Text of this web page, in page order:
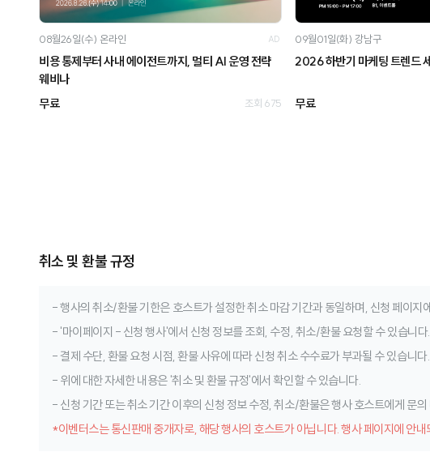
08월26일(수) 온라인 AD
비용 통제부터 사내 에이전트까지, 멀티 AI 운영 전략
웨비나
무료
조회 675
09월01일(화) 강남구
2026 하반기 마케팅 트렌드
무료
취소 및 환불 규정
- 행사의 취소/환불 기한은 호스트가 설정한 취소 마감 기간과 동일하며, 신청 페이지
- '마이페이지 - 신청 행사'에서 신청 정보를 조회, 수정, 취소/환불 요청할 수 있습니다.
- 결제 수단, 환불 요청 시점, 환불 사유에 따라 신청 취소 수수료가 부과될 수 있습니다.
- 위에 대한 자세한 내용은 '취소 및 환불 규정'에서 확인할 수 있습니다.
- 신청 기간 또는 취소 기간 이후의 신청 정보 수정, 취소/환불은 행사 호스트에게 문의
*이벤터스는 통신판매 중개자로, 해당 행사의 호스트가 아닙니다. 행사 페이지에 안